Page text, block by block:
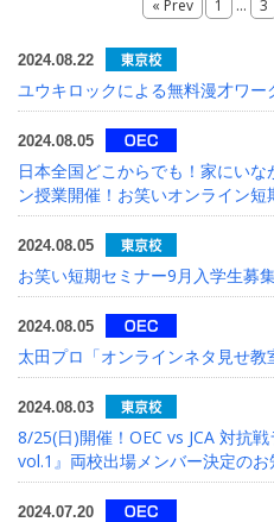
« Prev 1 3
2024.08.22
ユウキロックによる無料漫才ワ
2024.08.05
日本全国どこからでも！家にい
ン授業開催！お笑いオンライン短
2024.08.05
お笑い短期セミナー9月入学生募
2024.08.05
太田プロ「オンラインネタ見せ教
2024.08.03
8/25(日)開催！OEC vs JCA 対抗
vol.1』両校出場メンバー決定のお
2024.07.20